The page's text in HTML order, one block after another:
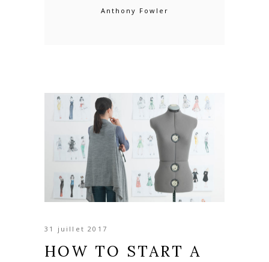
Anthony Fowler
31 juillet 2017
HOW TO START A